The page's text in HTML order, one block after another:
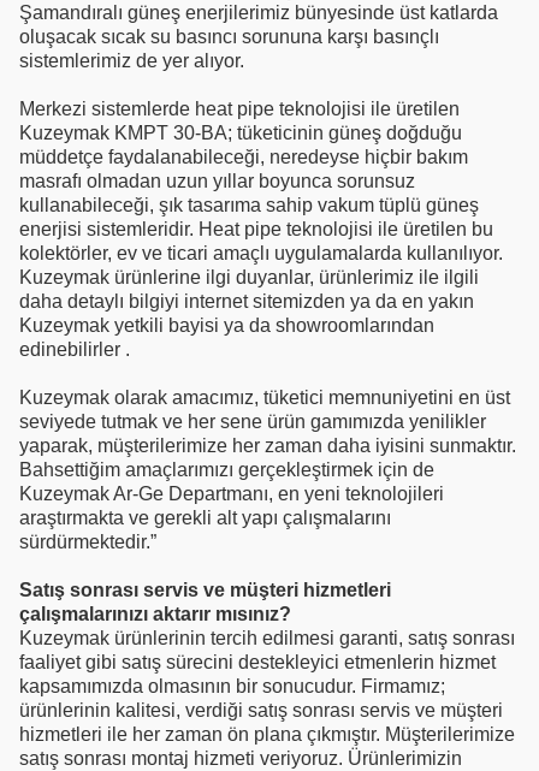
Şamandıralı güneş enerjilerimiz bünyesinde üst katlarda
oluşacak sıcak su basıncı sorununa karşı basınçlı
sistemlerimiz de yer alıyor.
Merkezi sistemlerde heat pipe teknolojisi ile üretilen
Kuzeymak KMPT 30-BA; tüketicinin güneş doğduğu
müddetçe faydalanabileceği, neredeyse hiçbir bakım
masrafı olmadan uzun yıllar boyunca sorunsuz
kullanabileceği, şık tasarıma sahip vakum tüplü güneş
enerjisi sistemleridir. Heat pipe teknolojisi ile üretilen bu
kolektörler, ev ve ticari amaçlı uygulamalarda kullanılıyor.
Kuzeymak ürünlerine ilgi duyanlar, ürünlerimiz ile ilgili
daha detaylı bilgiyi internet sitemizden ya da en yakın
Kuzeymak yetkili bayisi ya da showroomlarından
edinebilirler .
Kuzeymak olarak amacımız, tüketici memnuniyetini en üst
seviyede tutmak ve her sene ürün gamımızda yenilikler
yaparak, müşterilerimize her zaman daha iyisini sunmaktır.
Bahsettiğim amaçlarımızı gerçekleştirmek için de
Kuzeymak Ar-Ge Departmanı, en yeni teknolojileri
araştırmakta ve gerekli alt yapı çalışmalarını
sürdürmektedir.”
Satış sonrası servis ve müşteri hizmetleri
çalışmalarınızı aktarır mısınız?
Kuzeymak ürünlerinin tercih edilmesi garanti, satış sonrası
faaliyet gibi satış sürecini destekleyici etmenlerin hizmet
kapsamımızda olmasının bir sonucudur. Firmamız;
ürünlerinin kalitesi, verdiği satış sonrası servis ve müşteri
hizmetleri ile her zaman ön plana çıkmıştır. Müşterilerimize
satış sonrası montaj hizmeti veriyoruz. Ürünlerimizin